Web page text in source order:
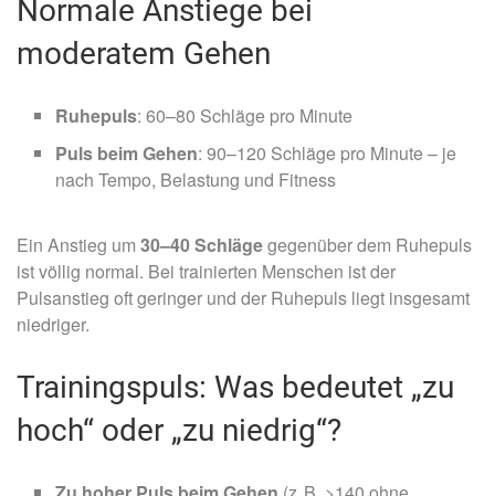
Normale Anstiege bei
moderatem Gehen
Ruhepuls: 60–80 Schläge pro Minute
Puls beim Gehen: 90–120 Schläge pro Minute – je
nach Tempo, Belastung und Fitness
Ein Anstieg um 30–40 Schlägegegenüber dem Ruhepuls
ist völlig normal. Bei trainierten Menschen ist der
Pulsanstieg oft geringer und der Ruhepuls liegt insgesamt
niedriger.
Trainingspuls: Was bedeutet „zu
hoch“ oder „zu niedrig“?